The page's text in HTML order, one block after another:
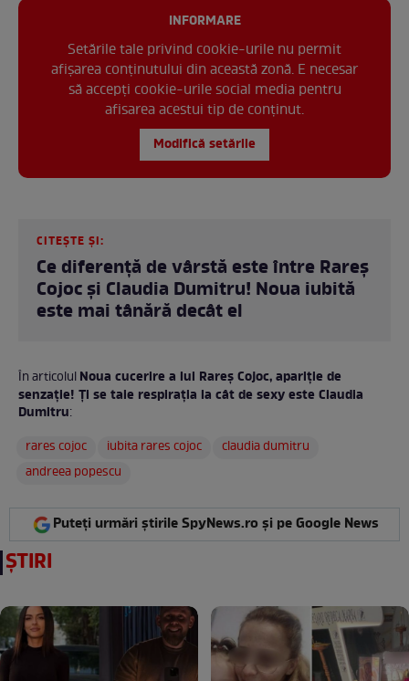
INFORMARE
Setările tale privind cookie-urile nu permit
afișarea conținutului din această zonă. E necesar
să accepți cookie-urile social media pentru
afisarea acestui tip de conținut.
Modifică setările
CITEȘTE ȘI:
Ce diferență de vârstă este între Rareș
Cojoc și Claudia Dumitru! Noua iubită
este mai tânără decât el
În articolulNoua cucerire a lui Rareș Cojoc, apariție de
senzație! Ți se taie respirația la cât de sexy este Claudia
Dumitru:
rares cojoc
iubita rares cojoc
claudia dumitru
andreea popescu
Puteți urmări știrile SpyNews.ro și pe Google News
ȘTIRI